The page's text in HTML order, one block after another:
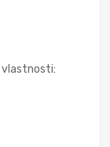
vlastnosti: